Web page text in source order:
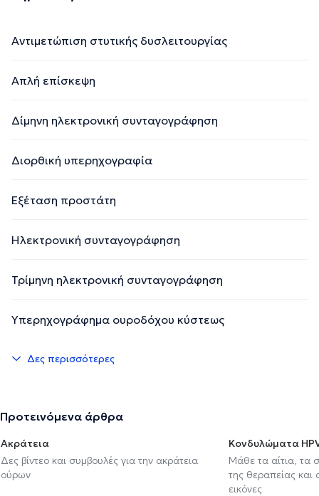
Αντιμετώπιση στυτικής δυσλειτουργίας
Απλή επίσκεψη
Δίμηνη ηλεκτρονική συνταγογράφηση
Διορθική υπερηχογραφία
Εξέταση προστάτη
Ηλεκτρονική συνταγογράφηση
Τρίμηνη ηλεκτρονική συνταγογράφηση
Υπερηχογράφημα ουροδόχου κύστεως
Δες περισσότερες
Προτεινόμενα άρθρα
Ακράτεια
Δες βίντεο και συμβουλές για την ακράτεια
ούρων
Κονδυλώματα
Μάθε τα αίτια, τα
της θεραπείας
εικόνες